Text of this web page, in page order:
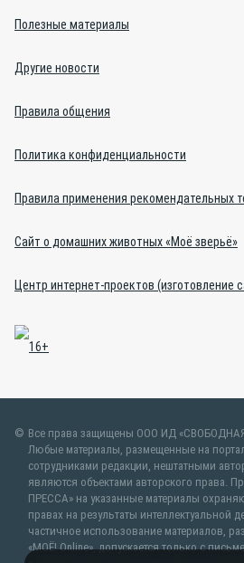
Полезные материалы
Другие новости
Правила общения
Политика конфиденциальности
Правила применения рекомендательных
Сайт о домашних животных «Моё зверьё»
Центр интернет-проектов (изготовление
Все права защищены ООО ИД
Любые материалы, размещенные на
сотрудниками редакции, нештатными
являются объектами авторского права.
ПРЕССА» на указанные материалы
правах на результаты интеллектуальной
частичное использование материалов,
«МОЁ! Online», допускается только с